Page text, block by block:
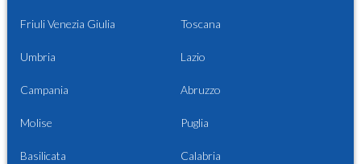
Friuli Venezia Giulia Toscana
Umbria Lazio
Campania Abruzzo
Molise Puglia
Basilicata Calabria